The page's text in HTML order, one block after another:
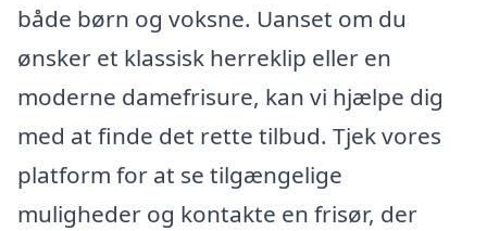
både børn og voksne. Uanset om du
ønsker et klassisk herreklip eller en
moderne damefrisure, kan vi hjælpe dig
med at finde det rette tilbud. Tjek vores
platform for at se tilgængelige
muligheder og kontakte en frisør, der